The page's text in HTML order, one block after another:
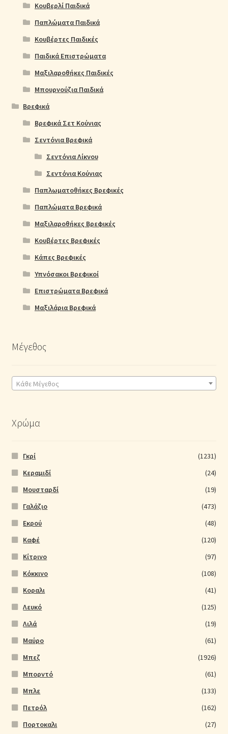
Κουβερλί Παιδικά
Παπλώματα Παιδικά
Κουβέρτες Παιδικές
Παιδικά Επιστρώματα
Μαξιλαροθήκες Παιδικές
Μπουρνούζια Παιδικά
Βρεφικά
Βρεφικά Σετ Κούνιας
Σεντόνια Βρεφικά
Σεντόνια Λίκνου
Σεντόνια Κούνιας
Παπλωματοθήκες Βρεφικές
Παπλώματα Βρεφικά
Μαξιλαροθήκες Βρεφικές
Κουβέρτες Βρεφικές
Κάπες Βρεφικές
Υπνόσακοι Βρεφικοί
Επιστρώματα Βρεφικά
Μαξιλάρια Βρεφικά
Μέγεθος
Κάθε Μέγεθος
Χρώμα
Γκρί
(1231)
Κεραμιδί
(24)
Μουσταρδί
(19)
Γαλάζιο
(473)
Εκρού
(48)
Καφέ
(120)
Κίτρινο
(97)
Kόκκινο
(108)
Κοραλι
(41)
Λευκό
(125)
Λιλά
(19)
Μαύρο
(61)
Μπεζ
(1926)
Μπορντό
(61)
Μπλε
(133)
Πετρόλ
(162)
Πορτοκαλι
(27)